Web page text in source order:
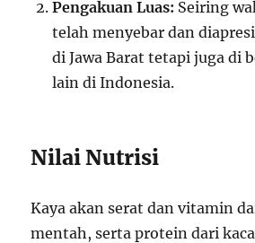
Pengakuan Luas: Seiring
telah menyebar dan
di Jawa Barat tetapi juga di
lain di Indonesia.
Nilai Nutrisi
Kaya akan serat dan vitamin
mentah, serta protein dari